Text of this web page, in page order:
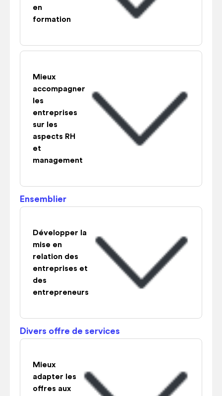
en
formation
Mieux
accompagner
les
entreprises
sur les
aspects RH
et
management
Ensemblier
Développer la
mise en
relation des
entreprises et
des
entrepreneurs
Divers offre de services
Mieux
adapter les
offres aux